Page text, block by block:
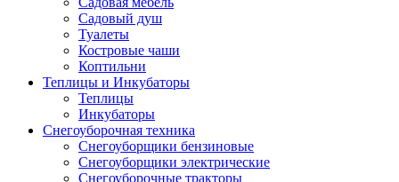
Садовый душ
Туалеты
Костровые чаши
Коптильни
Теплицы и Инкубаторы
Теплицы
Инкубаторы
Снегоуборочная техника
Снегоуборщики бензиновые
Снегоуборщики электрические
Снегоуборочные тракторы